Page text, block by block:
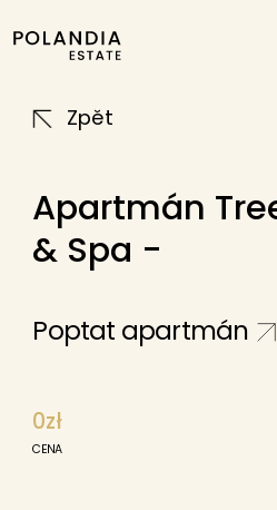
Zpět
Apartmán
& Spa -
Poptat apartmán
0zł
CENA